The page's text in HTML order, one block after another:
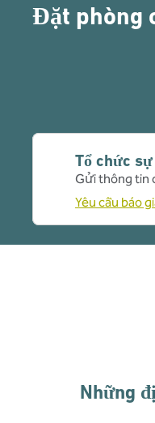
Đặt phòng
Tổ chức
Gửi thông tin
Yêu cầu báo
Những